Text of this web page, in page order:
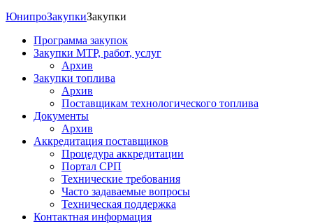
ЮнипроЗакупкиЗакупки
Программа закупок
Закупки МТР, работ, услуг
Архив
Закупки топлива
Архив
Поставщикам технологического топлива
Документы
Архив
Аккредитация поставщиков
Процедура аккредитации
Портал СРП
Технические требования
Часто задаваемые вопросы
Техническая поддержка
Контактная информация